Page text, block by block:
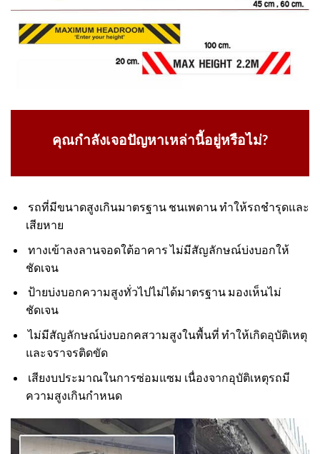
คุณกำลังเจอปัญหาเหล่านี้อยู่หรือไม่?
รถที่มีขนาดสูงเกินมาตรฐาน ชนเพดาน ทำให้รถชำรุดและ
เสียหาย
ทางเข้าลงลานจอดใต้อาคาร ไม่มีสัญลักษณ์บ่งบอกให้
ชัดเจน
ป้ายบ่งบอกความสูงทั่วไปไม่ได้มาตรฐาน มองเห็นไม่
ชัดเจน
ไม่มีสัญลักษณ์บ่งบอกคสวามสูงในพื้นที่ ทำให้เกิดอุบัติเหตุ
และจราจรติดขัด
เสียงบประมาณในการซ่อมแซม เนื่องจากอุบัติเหตุรถมี
ความสูงเกินกำหนด